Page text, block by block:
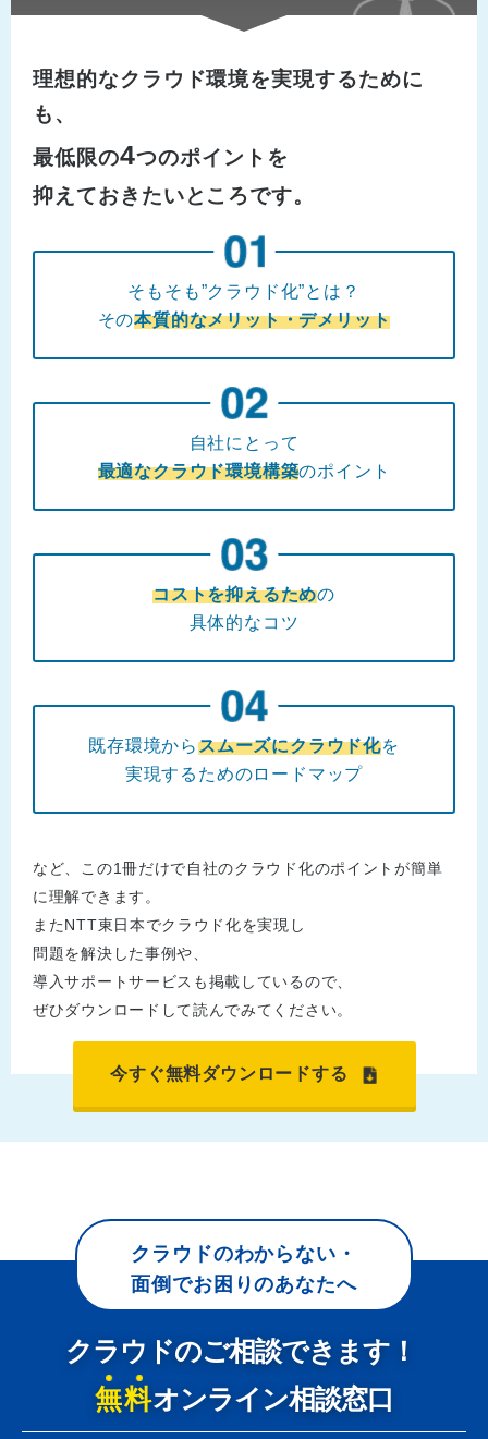
理想的なクラウド環境を実現するために
も、
最低限の4つのポイントを
抑えておきたいところです。
そもそも”クラウド化”とは？
その本質的なメリット・デメリット
自社にとって
最適なクラウド環境構築のポイント
コストを抑えるための
具体的なコツ
既存環境からスムーズにクラウド化を
実現するためのロードマップ
など、この1冊だけで自社のクラウド化のポイントが簡単
に理解できます。
またNTT東日本でクラウド化を実現し
問題を解決した事例や、
導入サポートサービスも掲載しているので、
ぜひダウンロードして読んでみてください。
今すぐ無料ダウンロードする
クラウドのわからない・
面倒でお困りのあなたへ
クラウドのご相談できます！
無料オンライン相談窓口